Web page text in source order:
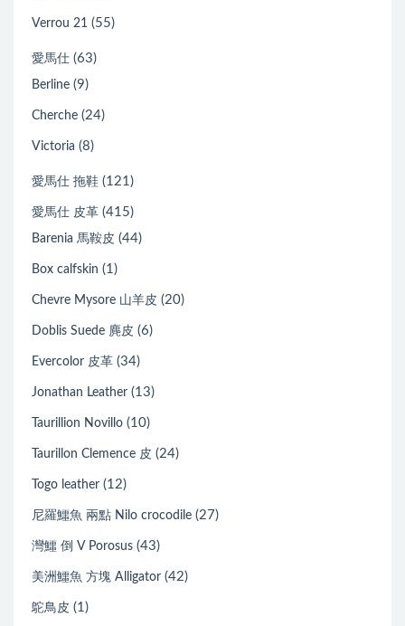
Verrou 21 (55)
愛馬仕 (63)
Berline (9)
Cherche (24)
Victoria (8)
愛馬仕 拖鞋 (121)
愛馬仕 皮革 (415)
Barenia 馬鞍皮 (44)
Box calfskin (1)
Chevre Mysore 山羊皮 (20)
Doblis Suede 麂皮 (6)
Evercolor 皮革 (34)
Jonathan Leather (13)
Taurillion Novillo (10)
Taurillon Clemence 皮 (24)
Togo leather (12)
尼羅鱷魚 兩點 Nilo crocodile (27)
灣鱷 倒 V Porosus (43)
美洲鱷魚 方塊 Alligator (42)
鴕鳥皮 (1)